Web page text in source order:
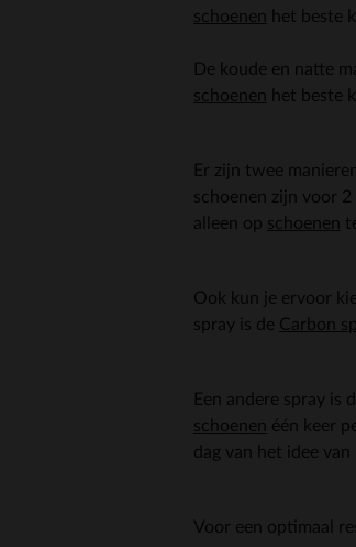
schoenen het beste
De koude en natte
schoenen het beste
Er zijn twee
schoenen zijn voor
alleen op schoenen
Ook kun je ervoor
spray is de Carbon
Een andere spray is
schoenen één keer
dag van het idee van
Voor een optimaal